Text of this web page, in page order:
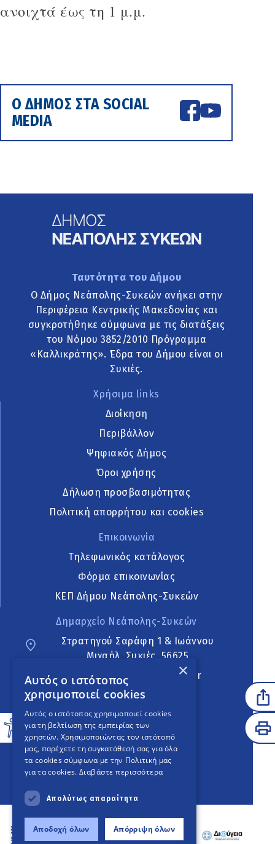
ανοιχτά έως τη 1 μ.μ.
Ο ΔΗΜΟΣ ΣΤΑ SOCIAL
MEDIA
Ταυτότητα του Δήμου
Ο Δήμος Νεάπολης-Συκεών ανήκει στην
Περιφέρεια Κεντρικής Μακεδονίας και
συγκροτήθηκε σύμφωνα με τις διατάξεις
του Νόμου 3852/2010 Πρόγραμμα
«Καλλικράτης». Έδρα του Δήμου είναι οι
Συκιές.
Χρήσιμα links
Διοίκηση
Περιβάλλον
Ψηφιακός Δήμος
Όροι χρήσης
Δήλωση προσβασιμότητας
Πολιτική απορρήτου και cookies
Επικοινωνία
Τηλεφωνικός κατάλογος
Φόρμα επικοινωνίας
ΚΕΠ Δήμου Νεάπολης-Συκεών
Δημαρχείο Νεάπολης-Συκεών
Στρατηγού Σαράφη 1 & Ιωάννου
Μιχαήλ, Συκιές, 56625
neapoli.sykies@ddt.gov.gr
Ακολουθήστε
English Version
An project
×
Αυτός ο ιστότοπος
χρησιμοποιεί cookies
Αυτός ο ιστότοπος χρησιμοποιεί cookies
για τη βελτίωση της εμπειρίας των
χρηστών. Χρησιμοποιώντας τον ιστότοπό
μας, παρέχετε τη συγκατάθεσή σας για όλα
τα cookies σύμφωνα με την Πολιτική μας
για τα cookies. Διαβάστε περισσότερα
Απολύτως απαραίτητα
Αποδοχή όλων Απόρριψη όλων